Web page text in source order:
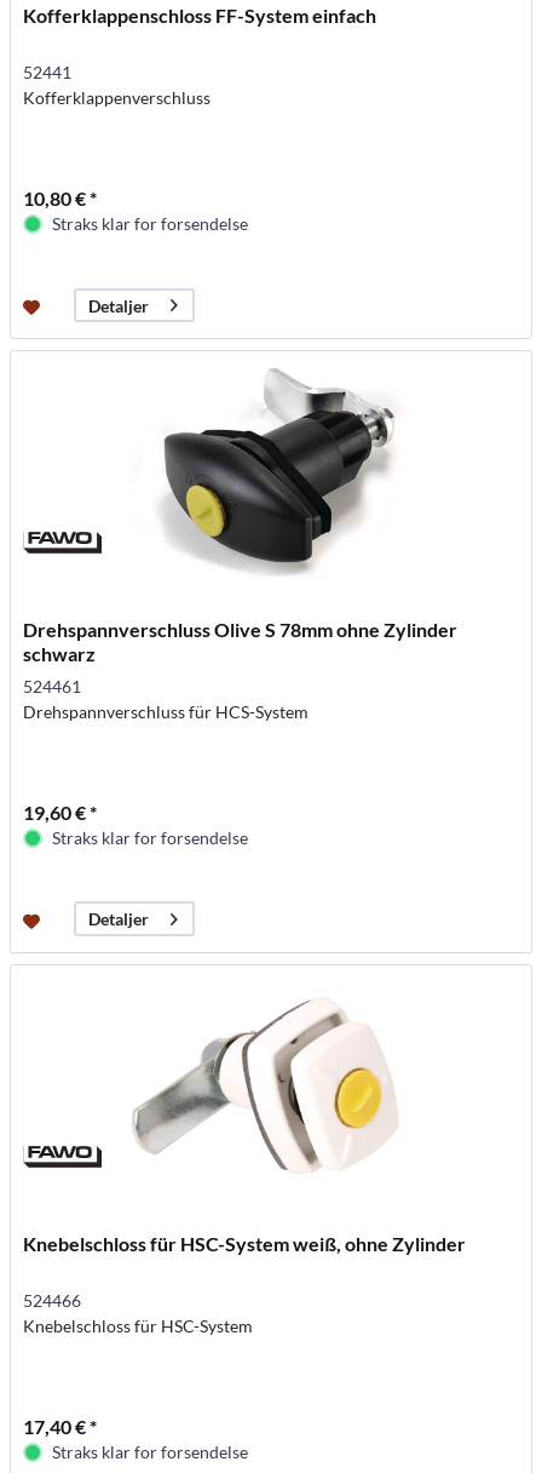
Kofferklappenschloss FF-System einfach
52441
Kofferklappenverschluss
10,80 € *
Straks klar for forsendelse
Detaljer
Drehspannverschluss Olive S 78mm ohne Zylinder
schwarz
524461
Drehspannverschluss für HCS-System
19,60 € *
Straks klar for forsendelse
Detaljer
Knebelschloss für HSC-System weiß, ohne Zylinder
524466
Knebelschloss für HSC-System
17,40 € *
Straks klar for forsendelse